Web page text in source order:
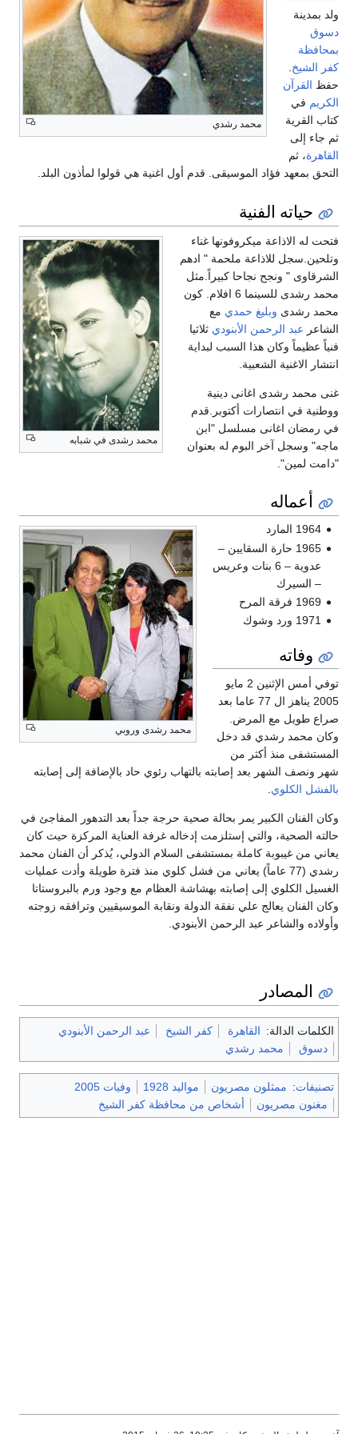
محمد رشدي
ولد بمدينة
دسوق
بمحافظة
كفر الشيخ.
حفظ القرآن
الكريم في
كتاب القرية
ثم جاء إلى
القاهرة، ثم
التحق بمعهد فؤاد الموسيقى. قدم أول اغنية هي قولوا لمأذون البلد.
حياته الفنية
محمد رشدى في شبابه
فتحت له الاذاعة ميكروفونها غناء
وتلحين.سجل للاذاعة ملحمة " ادهم
الشرقاوى " ونجح نجاحا كبيراً.مثل
محمد رشدى للسينما 6 افلام. كون
محمد رشدى وبليغ حمدي مع
الشاعر عبد الرحمن الأبنودي ثلاثيا
فنياً عظيماً وكان هذا السبب لبداية
انتشار الاغنية الشعبية.
غنى محمد رشدى اغانى دينية
ووطنية في انتصارات أكتوبر.قدم
في رمضان اغانى مسلسل "ابن
ماجه" وسجل آخر البوم له بعنوان
"دامت لمين".
أعماله
محمد رشدى وروبي
1964 المارد
1965 حارة السقايين –
عدوية – 6 بنات وعريس
– السيرك
1969 فرقة المرح
1971 ورد وشوك
وفاته
توفي أمس الإثنين 2 مايو
2005 يناهز ال 77 عاما بعد
صراع طويل مع المرض.
وكان محمد رشدي قد دخل
المستشفى منذ أكثر من
شهر ونصف الشهر بعد إصابته بالتهاب رئوي حاد بالإضافة إلى إصابته
بالفشل الكلوي.
وكان الفنان الكبير يمر بحالة صحية حرجة جداً بعد التدهور المفاجئ في
حالته الصحية، والتي إستلزمت إدخاله غرفة العناية المركزة حيث كان
يعاني من غيبوبة كاملة بمستشفى السلام الدولي، يُذكر أن الفنان محمد
رشدي (77 عاماً) يعاني من فشل كلوي منذ فترة طويلة وأدت عمليات
الغسيل الكلوي إلى إصابته بهشاشة العظام مع وجود ورم بالبروستاتا
وكان الفنان يعالج علي نفقة الدولة ونقابة الموسيقيين وترافقه زوجته
وأولاده والشاعر عبد الرحمن الأبنودي.
المصادر
الكلمات الدالة: القاهرة كفر الشيخ
عبد الرحمن الأبنودي
دسوق
محمد رشدي
تصنيفات: ممثلون مصريون مواليد 1928
وفيات 2005
مغنون مصريون
أشخاص من محافظة كفر الشيخ